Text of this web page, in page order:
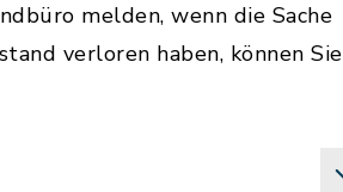
melden, wenn die Sache
verloren haben, können Sie